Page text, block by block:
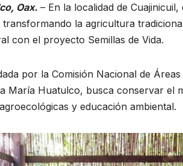
Oax. – En la localidad de
transformando la agricultura
con el proyecto Semillas de Vida.
por la Comisión Nacional de
María Huatulco, busca conservar el
y educación ambiental.